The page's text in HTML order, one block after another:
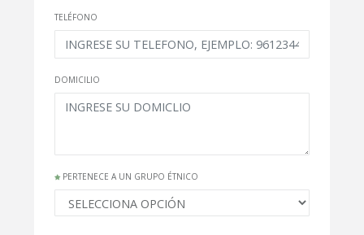
TELÉFONO
DOMICILIO
PERTENECE A UN GRUPO ÉTNICO